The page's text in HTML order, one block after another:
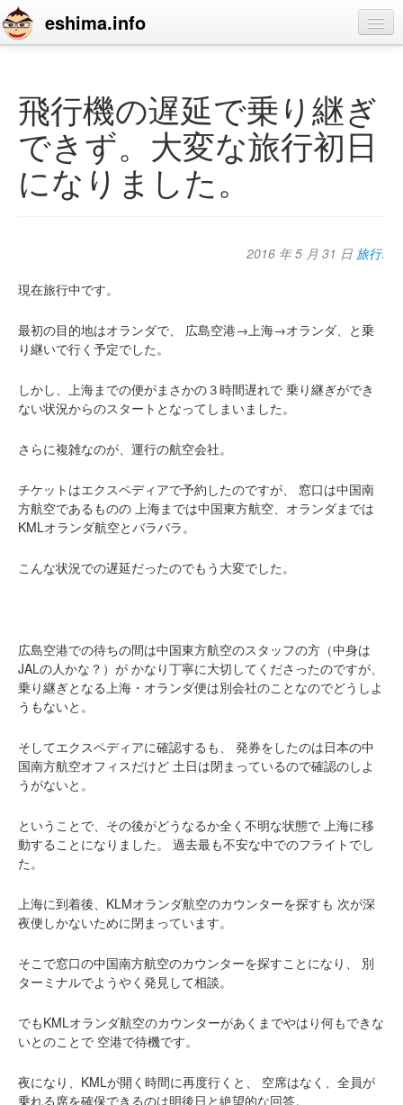
eshima.info
blog
profile
contact
飛行機の遅延で乗り継ぎ
できず。大変な旅行初日
になりました。
2016 年 5 月 31 日 旅行.
現在旅行中です。
最初の目的地はオランダで、
広島空港→上海→オランダ、と乗
り継いで行く予定でした。
しかし、上海までの便がまさかの３時間遅れで 乗り継ぎができ
ない状況からのスタートとなってしまいました。
さらに複雑なのが、運行の航空会社。
チケットはエクスペディアで予約したのですが、
窓口は中国南
方航空であるものの 上海までは中国東方航空、オランダまでは
KMLオランダ航空とバラバラ。
こんな状況での遅延だったのでもう大変でした。
広島空港での待ちの間は中国東方航空のスタッフの方（中身は
JALの人かな？）が かなり丁寧に大切してくださったのですが、
乗り継ぎとなる上海・オランダ便は別会社のことなのでどうしよ
うもないと。
そしてエクスペディアに確認するも、
発券をしたのは日本の中
国南方航空オフィスだけど 土日は閉まっているので確認のしよ
うがないと。
ということで、その後がどうなるか全く不明な状態で 上海に移
動することになりました。
過去最も不安な中でのフライトでし
た。
上海に到着後、KLMオランダ航空のカウンターを探すも 次が深
夜便しかないために閉まっています。
そこで窓口の中国南方航空のカウンターを探すことになり、
別
ターミナルでようやく発見して相談。
でもKMLオランダ航空のカウンターがあくまでやはり何もできな
いとのことで 空港で待機です。
夜になり、KMLが開く時間に再度行くと、
空席はなく、全員が
乗れる席を確保できるのは明後日と絶望的な回答。